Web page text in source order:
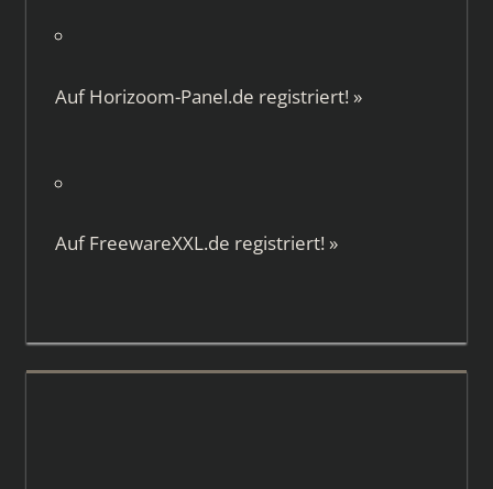
AufHorizoom-Panel.de registriert! »
AufFreewareXXL.de registriert! »